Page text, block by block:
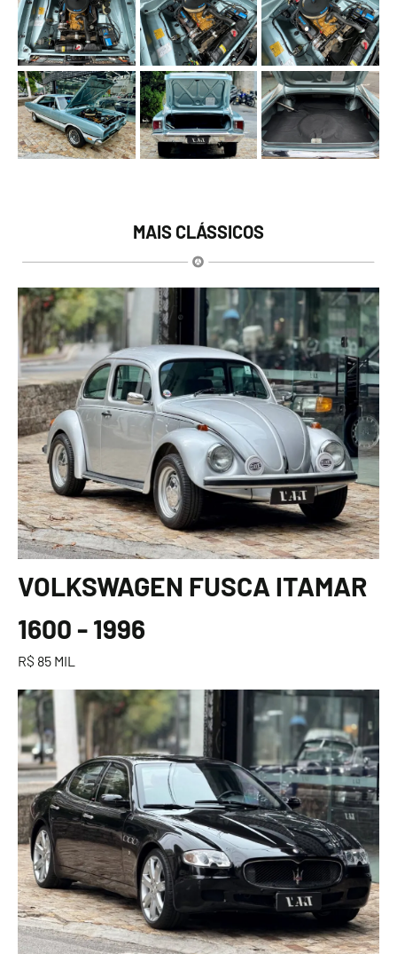
MAIS CLÁSSICOS
VOLKSWAGEN FUSCA ITAMAR
1600 - 1996
R$ 85 MIL